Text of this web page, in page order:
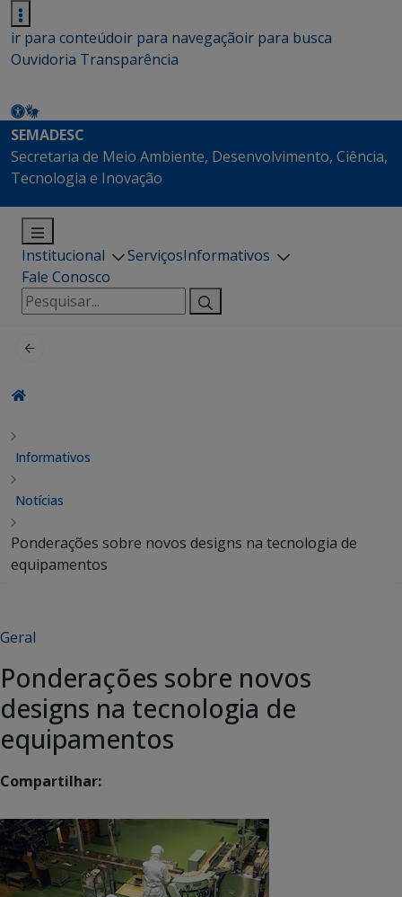
ir para conteúdoir para navegaçãoir para busca
Ouvidoria Transparência
SEMADESC
Secretaria de Meio Ambiente, Desenvolvimento, Ciência,
Tecnologia e Inovação
Institucional ServiçosInformativos
Fale Conosco
Pesquisar
por:
Informativos
Notícias
Ponderações sobre novos designs na tecnologia de
equipamentos
Geral
Ponderações sobre novos
designs na tecnologia de
equipamentos
Compartilhar: